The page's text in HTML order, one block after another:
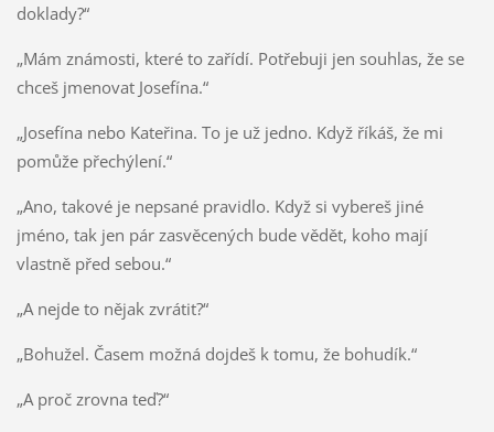
doklady?“
„Mám známosti, které to zařídí. Potřebuji jen souhlas, že se
chceš jmenovat Josefína.“
„Josefína nebo Kateřina. To je už jedno. Když říkáš, že mi
pomůže přechýlení.“
„Ano, takové je nepsané pravidlo. Když si vybereš jiné
jméno, tak jen pár zasvěcených bude vědět, koho mají
vlastně před sebou.“
„A nejde to nějak zvrátit?“
„Bohužel. Časem možná dojdeš k tomu, že bohudík.“
„A proč zrovna teď?“